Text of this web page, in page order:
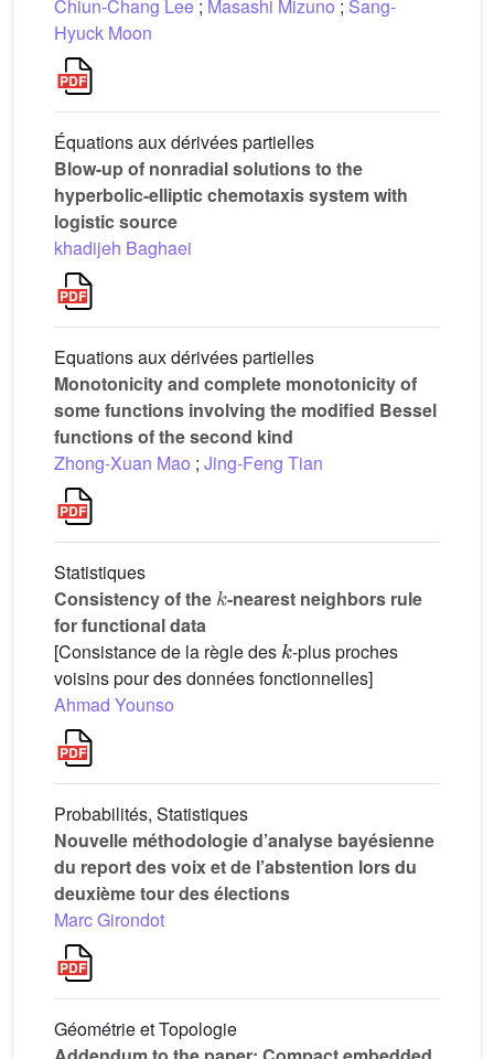
Chiun-Chang Lee ; Masashi Mizuno ; Sang-
Hyuck Moon
Équations aux dérivées partielles
Blow-up of nonradial solutions to the
hyperbolic-elliptic chemotaxis system with
logistic source
khadijeh Baghaei
Equations aux dérivées partielles
Monotonicity and complete monotonicity of
some functions involving the modified Bessel
functions of the second kind
Zhong-Xuan Mao ; Jing-Feng Tian
Statistiques
Consistency of the
-nearest neighbors rule
for functional data
[Consistance de la règle des
-plus proches
voisins pour des données fonctionnelles]
Ahmad Younso
Probabilités, Statistiques
Nouvelle méthodologie d’analyse bayésienne
du report des voix et de l’abstention lors du
deuxième tour des élections
Marc Girondot
Géométrie et Topologie